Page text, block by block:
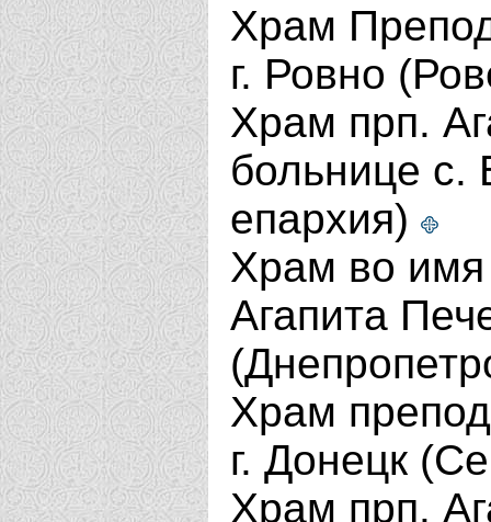
Храм
г. Ровно
Храм прп.
больнице с.
епархия)
Храм во имя
Агапита
Храм
г. Донецк
Храм прп.